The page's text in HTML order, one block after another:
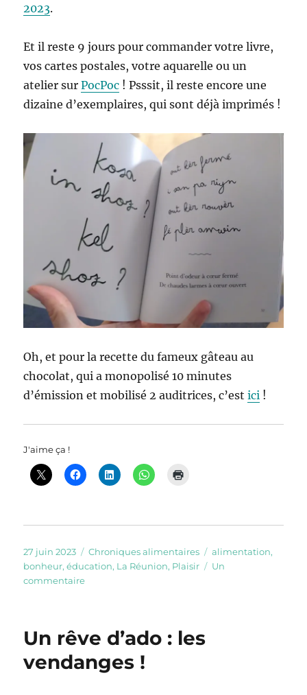
2023.
Et il reste 9 jours pour commander votre livre,
vos cartes postales, votre aquarelle ou un
atelier surPocPoc ! Psssit, il reste encore une
dizaine d’exemplaires, qui sont déjà imprimés !
Oh, et pour la recette du fameux gâteau au
chocolat, qui a monopolisé 10 minutes
d’émission et mobilisé 2 auditrices, c’estici !
J'aime ça !
Publié
le
27 juin 2023 Catégories
Chroniques alimentaires Étiquettes
alimentation,
bonheur,éducation, La Réunion, Plaisir
Un
commentairesur
alimentaire
La
Un rêve d’ado : les
vendanges !